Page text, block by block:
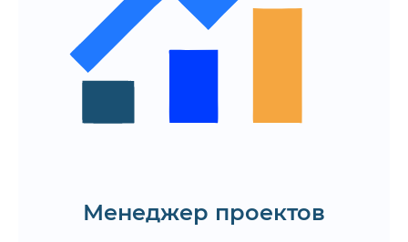
Менеджер проектов
Высокое качество работы с первого
Ускоренная реализация идей и
Запросить презентацию
команды